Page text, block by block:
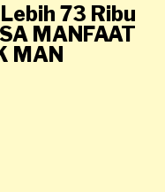
73 Ribu
MANFAAT
MAN